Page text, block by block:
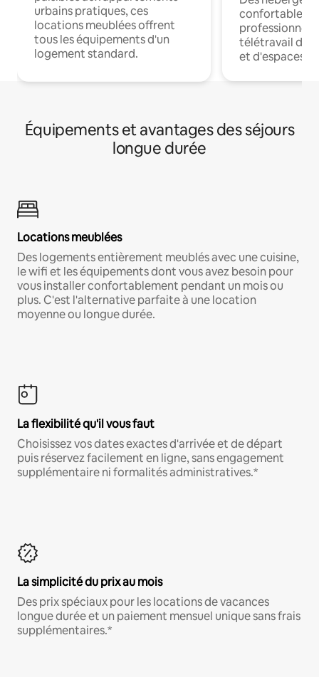
urbains pratiques, ces
locations meublées offrent
tous les équipements d'un
logement standard.
confortables
professionnels
télétravail
et d'espaces
Équipements et avantages des séjours
longue durée
Locations meublées
Des logements entièrement meublés avec une cuisine,
le wifi et les équipements dont vous avez besoin pour
vous installer confortablement pendant un mois ou
plus. C'est l'alternative parfaite à une location
moyenne ou longue durée.
La flexibilité qu'il vous faut
Choisissez vos dates exactes d'arrivée et de départ
puis réservez facilement en ligne, sans engagement
supplémentaire ni formalités administratives.*
La simplicité du prix au mois
Des prix spéciaux pour les locations de vacances
longue durée et un paiement mensuel unique sans frais
supplémentaires.*